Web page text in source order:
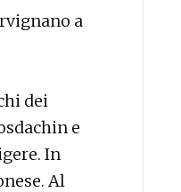
a
dei
e
In
Al